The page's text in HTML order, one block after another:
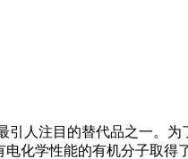
人注目的替代品之一。
化学性能的有机分子取